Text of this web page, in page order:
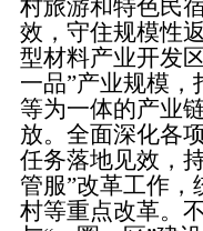
村旅游和特色民
效，守住规模性
型材料产业开发
一品”产业规模
等为一体的产业
放。全面深化各
任务落地见效，
管服”改革工作，
村等重点改革。